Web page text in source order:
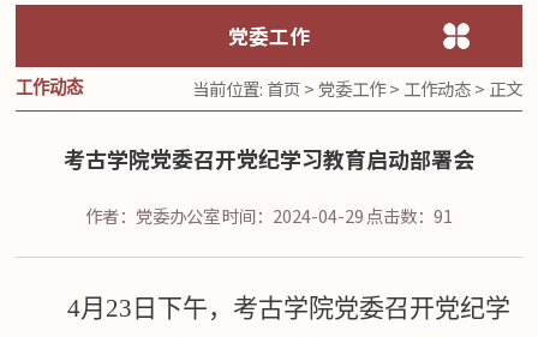
党委工作
工作动态 当前位置: 首页> 党委工作> 工作动态> 正文
考古学院党委召开党纪学习教育启动部署会
作者：党委办公室时间：2024-04-29点击数： 91
4月 23 日下午，考古学院党委召开党纪学